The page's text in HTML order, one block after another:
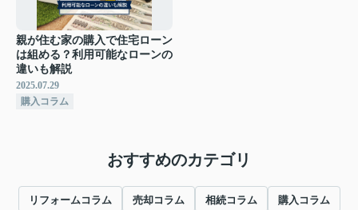
親が住む家の購入で住宅ローン
は組める？利用可能なローンの
違いも解説
2025.07.29
購入コラム
おすすめのカテゴリ
リフォームコラム 売却コラム 相続コラム 購入コラム